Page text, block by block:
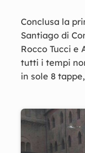
Conclusa la
Santiago di
Rocco Tucci
tutti i tempi
in sole 8